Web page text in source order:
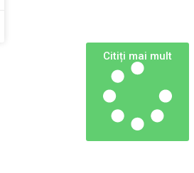
Сitiți mai mult